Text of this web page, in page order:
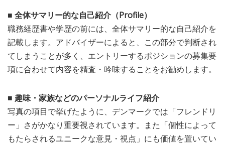
■ 全体サマリー的な自己紹介（Profile）
職務経歴書や学歴の前には、全体サマリー的な自己紹介を
記載します。アドバイザーによると、この部分で判断され
てしまうことが多く、エントリーするポジションの募集要
項に合わせて内容を精査・吟味することをお勧めします。
■ 趣味・家族などのパーソナルライフ紹介
写真の項目で挙げたように、デンマークでは「フレンドリ
ー」さがかなり重要視されています。また「個性によって
もたらされるユニークな意見・視点」にも価値を置いてい